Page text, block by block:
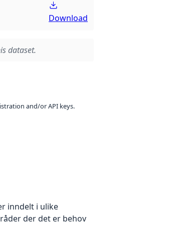
Download
dataset.
and/or API keys.
inndelt i ulike
der det er behov